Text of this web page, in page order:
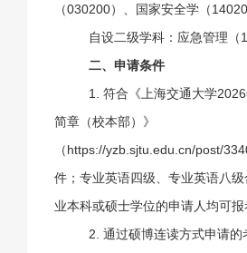
（030200）、国家安全学（
自设二级学科：应急管理（
二、申请条件
1. 符合《上海交通大学2026
简章（校本部）》
（https://yzb.sjtu.edu.cn/post/
件；专业英语四级、专业英语八
业本科或硕士学位的申请人均可报
2. 通过硕博连读方式申请的